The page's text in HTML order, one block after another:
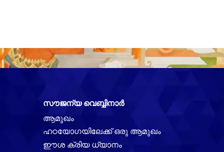
സൗജന്യ വെബ്ബിനാർ
ആമുഖം
ഹഠയോഗയിലേക്ക് ഒരു ആമുഖം
ഈശ ക്രിയ ധ്യാനം